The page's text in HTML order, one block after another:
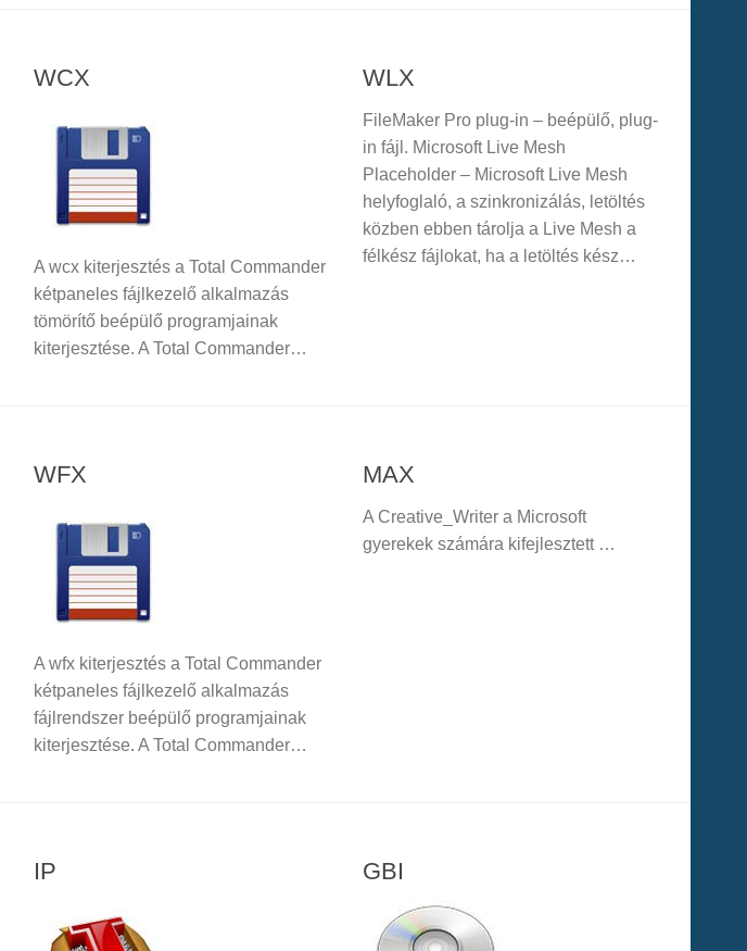
WCX
A wcx kiterjesztés a Total Commander
kétpaneles fájlkezelő alkalmazás
tömörítő beépülő programjainak
kiterjesztése. A Total Commander…
WLX
FileMaker Pro plug-in – beépülő, plug-
in fájl. Microsoft Live Mesh
Placeholder – Microsoft Live Mesh
helyfoglaló, a szinkronizálás, letöltés
közben ebben tárolja a Live Mesh a
félkész fájlokat, ha a letöltés kész…
WFX
A wfx kiterjesztés a Total Commander
kétpaneles fájlkezelő alkalmazás
fájlrendszer beépülő programjainak
kiterjesztése. A Total Commander…
MAX
A Creative_Writer a Microsoft
gyerekek számára kifejlesztett …
IP GBI